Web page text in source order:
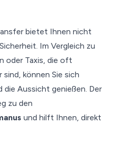
bietet Ihnen nicht
Im Vergleich zu
oder Taxis, die oft
können Sie sich
Aussicht genießen. Der
zu den
und hilft Ihnen, direkt